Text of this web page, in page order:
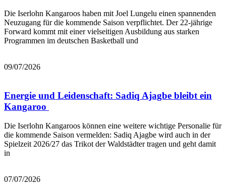
Die Iserlohn Kangaroos haben mit Joel Lungelu einen spannenden
Neuzugang für die kommende Saison verpflichtet. Der 22-jährige
Forward kommt mit einer vielseitigen Ausbildung aus starken
Programmen im deutschen Basketball und
09/07/2026
Energie und Leidenschaft: Sadiq Ajagbe bleibt ein
Kangaroo
Die Iserlohn Kangaroos können eine weitere wichtige Personalie für
die kommende Saison vermelden: Sadiq Ajagbe wird auch in der
Spielzeit 2026/27 das Trikot der Waldstädter tragen und geht damit
in
07/07/2026